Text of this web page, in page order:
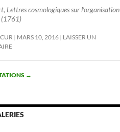
Lettres cosmologiques sur l’organisation
(1761)
MARS 10, 2016 LAISSER UN
→